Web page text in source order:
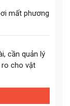
mất phương
cần quản lý
ro cho vật